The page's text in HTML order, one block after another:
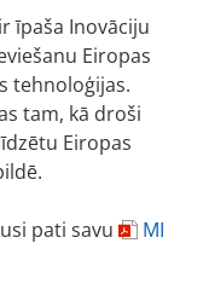
īpaša Inovāciju
Eiropas
tehnoloģijas.
tam, kā droši
Eiropas
pati savu
MI